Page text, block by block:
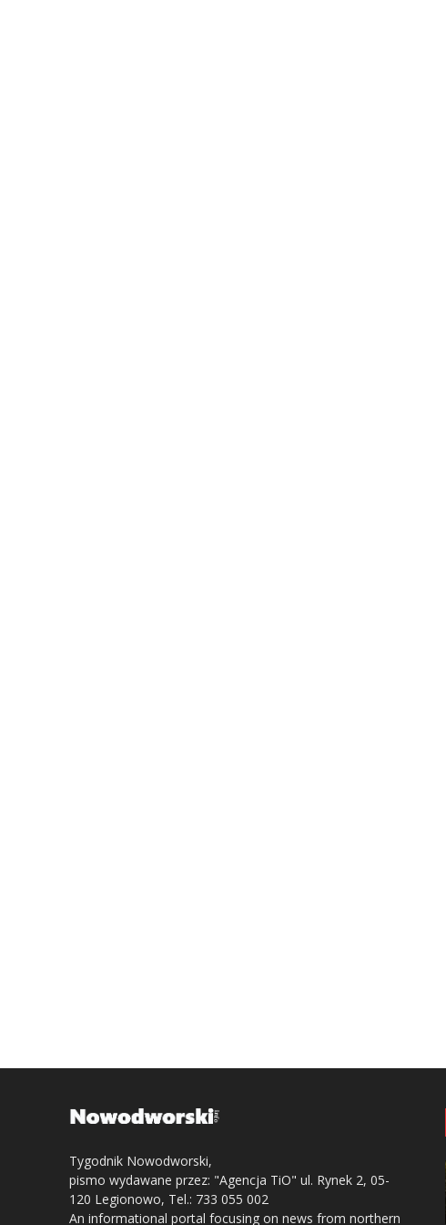
Tygodnik Nowodworski,
pismo wydawane przez: "Agencja TiO" ul. Rynek 2, 05-
120 Legionowo, Tel.: 733 055 002
An informational portal focusing on news from northern